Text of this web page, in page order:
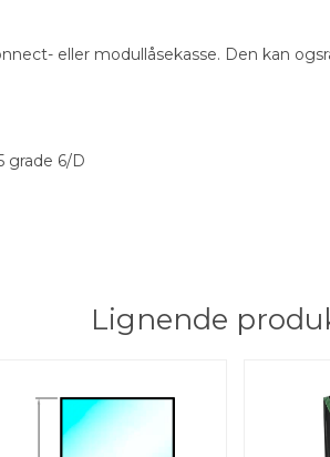
eller modullåsekasse. Den kan
grade 6/D
Lignende